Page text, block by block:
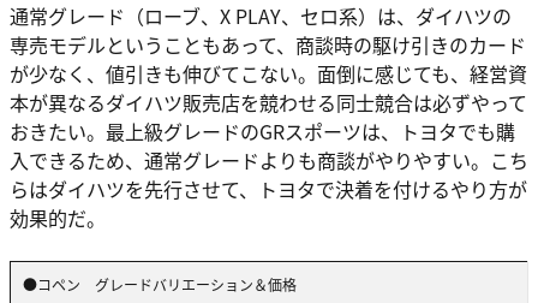
通常グレード（ローブ、X PLAY、セロ系）は、ダイハツの
専売モデルということもあって、商談時の駆け引きのカード
が少なく、値引きも伸びてこない。面倒に感じても、経営資
本が異なるダイハツ販売店を競わせる同士競合は必ずやって
おきたい。最上級グレードのGRスポーツは、トヨタでも購
入できるため、通常グレードよりも商談がやりやすい。こち
らはダイハツを先行させて、トヨタで決着を付けるやり方が
効果的だ。
●コペン グレードバリエーション＆価格